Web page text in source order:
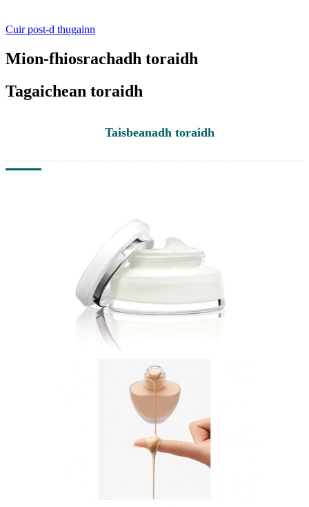
Cuir post-d thugainn
Mion-fhiosrachadh toraidh
Tagaichean toraidh
Taisbeanadh toraidh